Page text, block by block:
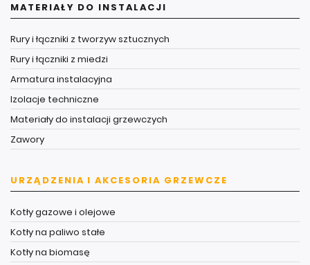
MATERIAŁY DO INSTALACJI
Rury i łączniki z tworzyw sztucznych
Rury i łączniki z miedzi
Armatura instalacyjna
Izolacje techniczne
Materiały do instalacji grzewczych
Zawory
URZĄDZENIA I AKCESORIA GRZEWCZE
Kotły gazowe i olejowe
Kotły na paliwo stałe
Kotły na biomasę